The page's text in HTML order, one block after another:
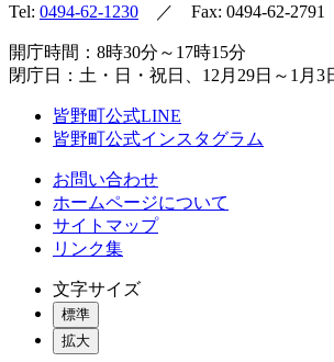
Tel: 0494-62-1230 ／ Fax: 0494-62-2791
開庁時間：8時30分～17時15分
閉庁日：土・日・祝日、12月29日～1月3
皆野町公式LINE
皆野町公式インスタグラム
お問い合わせ
ホームページについて
サイトマップ
リンク集
文字サイズ
標準
拡大